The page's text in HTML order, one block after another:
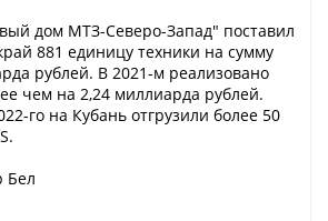
дом МТЗ-Северо-Запад" поставил
881 единицу техники на сумму
рублей. В 2021-м реализовано
чем на 2,24 миллиарда рублей.
го на Кубань отгрузили более 50
Бел